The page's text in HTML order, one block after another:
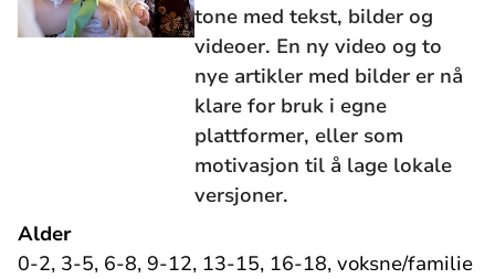
tone med tekst, bilder og
videoer. En ny video og to
nye artikler med bilder er nå
klare for bruk i egne
plattformer, eller som
motivasjon til å lage lokale
versjoner.
Alder
0-2, 3-5, 6-8, 9-12, 13-15, 16-18, voksne/familie